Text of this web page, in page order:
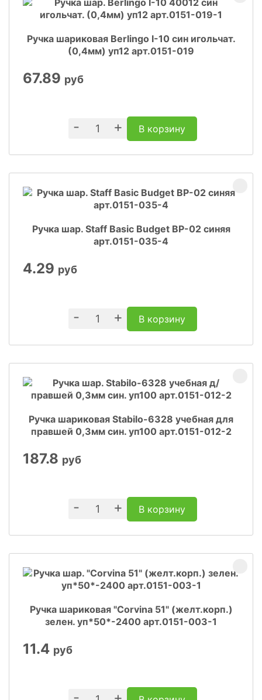
Ручка шариковая Berlingo I-10 син игольчат.
(0,4мм) уп12 арт.0151-019
67.89 руб
- + В корзину
Ручка шар. Staff Basic Budget BP-02 синяя
арт.0151-035-4
4.29 руб
- + В корзину
Ручка шариковая Stabilo-6328 учебная для
правшей 0,3мм син. уп100 арт.0151-012-2
187.8 руб
- + В корзину
Ручка шариковая "Corvina 51" (желт.корп.)
зелен. уп*50*-2400 арт.0151-003-1
11.4 руб